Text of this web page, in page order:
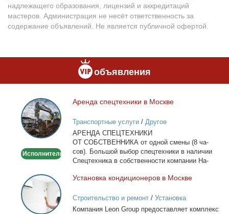
надлежащего образования, лицензий и аккредитаций
мастеров. Администрация не несёт ответственность за
содержание объявлений. Не является публичной офертой.
объявления
Аренда
спецтехники
в
Москве
Исполнитель
Арен­да спец­тех­ни­ки в Москве
Транспортные услуги/ Другое
АРЕНДА СПЕЦТЕХНИКИ
ОТ СОБСТВЕННИКА от од­ной сме­ны (8 ча­
сов). Боль­шой вы­бор спец­тех­ни­ки в на­ли­чии
Спец­тех­ни­ка в соб­ствен­но­сти ком­па­нии На­
Установка
кондиционеров
в
Москве
Уста­нов­ка кон­ди­ци­о­не­ров в Москве
Строительство и ремонт/ Установка
кондиционеров
Ком­па­ния Leon Group предо­став­ля­ет ком­плекс